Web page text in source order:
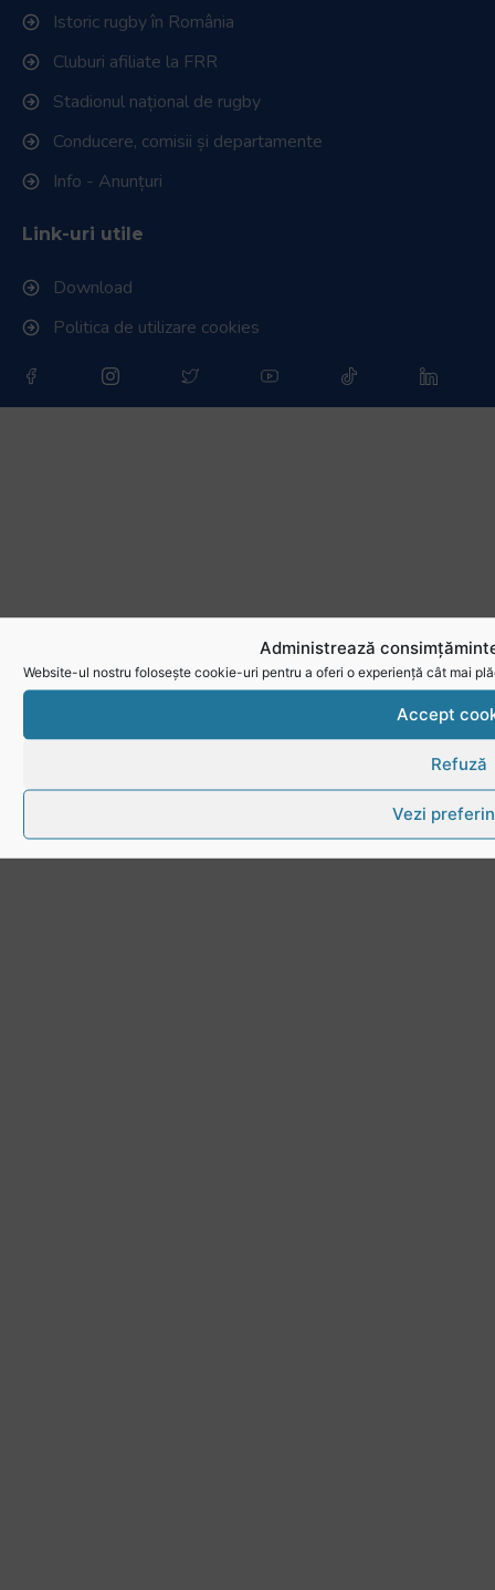
Administrează
Website-ul nostru folosește cookie-uri pentru a oferi o experiență cât mai
Accept
Refuză
Vezi
Istoric rugby în România
Cluburi afiliate la FRR
Stadionul național de rugby
Conducere, comisii și departamente
Info - Anunțuri
Link-uri utile
Download
Politica de utilizare cookies